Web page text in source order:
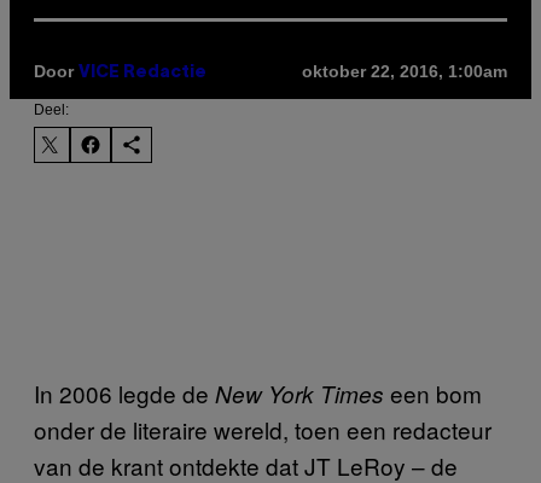
Door VICE Redactie oktober 22, 2016, 1:00am
Deel:
In 2006 legde de New York Times een bom
onder de literaire wereld, toen een redacteur
van de krant ontdekte dat JT LeRoy – de